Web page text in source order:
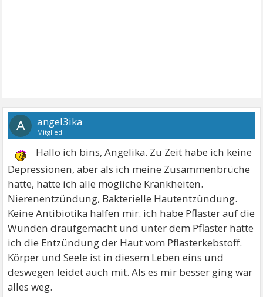
A angel3ika
Mitglied
Hallo ich bins, Angelika. Zu Zeit habe ich keine
Depressionen, aber als ich meine Zusammenbrüche
hatte, hatte ich alle mögliche Krankheiten.
Nierenentzündung, Bakterielle Hautentzündung.
Keine Antibiotika halfen mir. ich habe Pflaster auf die
Wunden draufgemacht und unter dem Pflaster hatte
ich die Entzündung der Haut vom Pflasterkebstoff.
Körper und Seele ist in diesem Leben eins und
deswegen leidet auch mit. Als es mir besser ging war
alles weg.